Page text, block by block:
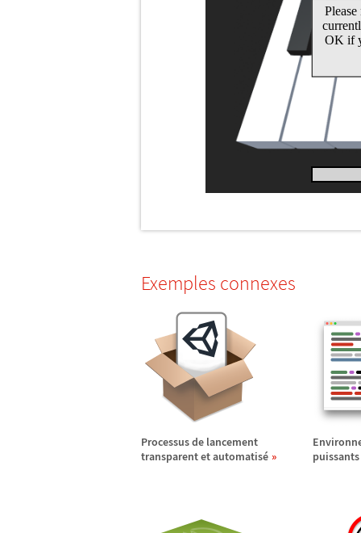
Exemples connexes
Processus de lancement
transparent et automatisé